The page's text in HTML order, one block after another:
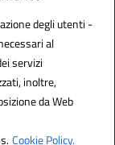
degli utenti -
al
servizi
inoltre,
da Web
Cookie Policy.
S.r.l.